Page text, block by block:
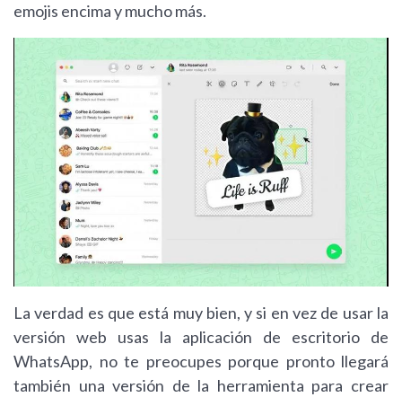
emojis encima y mucho más.
La verdad es que está muy bien, y si en vez de usar la
versión web usas la aplicación de escritorio de
WhatsApp, no te preocupes porque pronto llegará
también una versión de la herramienta para crear